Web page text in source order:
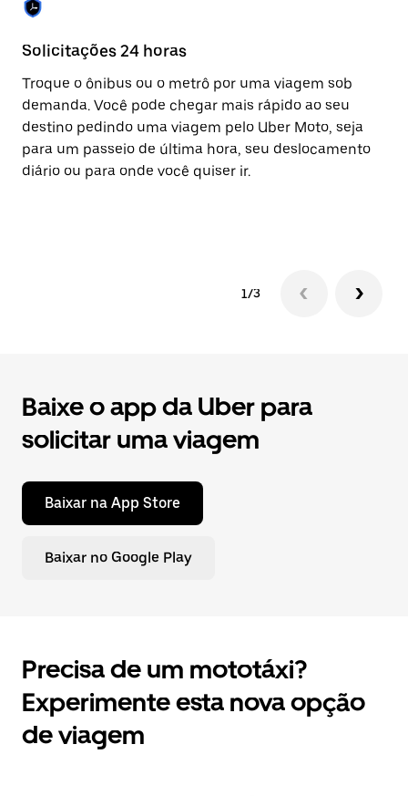
Solicitações 24 horas
Troque o ônibus ou o metrô por uma viagem sob
demanda. Você pode chegar mais rápido ao seu
destino pedindo uma viagem pelo Uber Moto, seja
para um passeio de última hora, seu deslocamento
diário ou para onde você quiser ir.
1/3
Baixe o app da Uber para
solicitar uma viagem
Baixar na App Store
Baixar no Google Play
Precisa de um mototáxi?
Experimente esta nova opção
de viagem